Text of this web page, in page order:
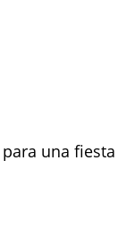
una fiesta